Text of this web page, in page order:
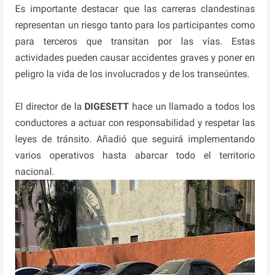
Es importante destacar que las carreras clandestinas
representan un riesgo tanto para los participantes como
para terceros que transitan por las vías. Estas
actividades pueden causar accidentes graves y poner en
peligro la vida de los involucrados y de los transeúntes.
El director de la DIGESETT hace un llamado a todos los
conductores a actuar con responsabilidad y respetar las
leyes de tránsito. Añadió que seguirá implementando
varios operativos hasta abarcar todo el territorio
nacional.